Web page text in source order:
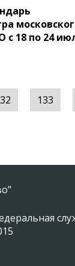
с 18 по 24
133